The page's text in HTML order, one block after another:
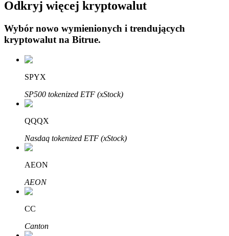
Automatyczna inwestycja
Zdobądź długoterminowy zysk i elastyczne zainteresowania
Naucz się stakingu
Dowiedz się, jak uzyskać dochód pasywny
Bitrue
Odkryj więcej kryptowalut
Wybór nowo wymienionych i trendujących
kryptowalut na Bitrue.
SPYX
SP500 tokenized ETF (xStock)
QQQX
Nasdaq tokenized ETF (xStock)
AEON
AEON
CC
Canton